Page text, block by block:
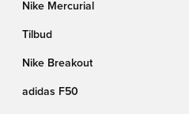
Nike Mercurial
Tilbud
Nike Breakout
adidas F50